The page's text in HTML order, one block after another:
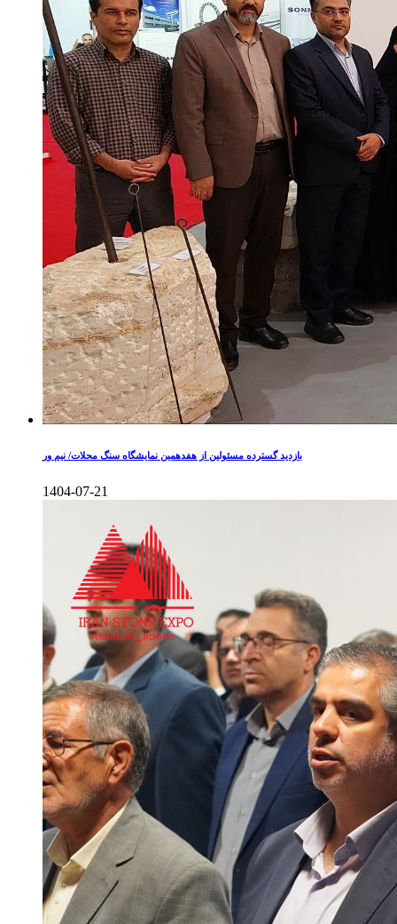
بازدید گسترده مسئولین از هفدهمین نمایشگاه سنگ محلات/ نیم ور
1404-07-21